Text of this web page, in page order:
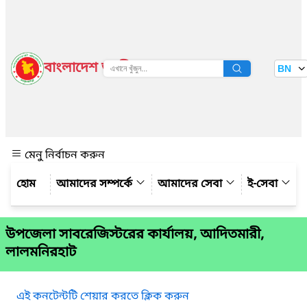
বাংলাদেশ জাতীয় তথ্য বাতায়ন BN
মেনু নির্বাচন করুন
আমাদের সম্পর্কে
আমাদের সেবা ই-সেবা
উপজেলা সাবরেজিস্টরের কার্যালয়, আদিতমারী,
লালমনিরহাট
এই কনটেন্টটি শেয়ার করতে ক্লিক করুন